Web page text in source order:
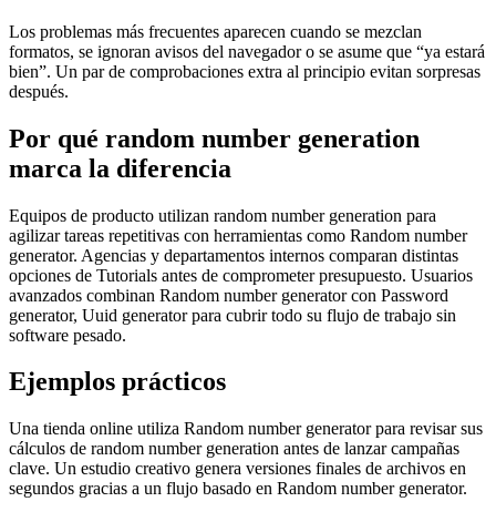
Los problemas más frecuentes aparecen cuando se mezclan
formatos, se ignoran avisos del navegador o se asume que “ya estará
bien”. Un par de comprobaciones extra al principio evitan sorpresas
después.
Por qué random number generation
marca la diferencia
Equipos de producto utilizan random number generation para
agilizar tareas repetitivas con herramientas como Random number
generator. Agencias y departamentos internos comparan distintas
opciones de Tutorials antes de comprometer presupuesto. Usuarios
avanzados combinan Random number generator con Password
generator, Uuid generator para cubrir todo su flujo de trabajo sin
software pesado.
Ejemplos prácticos
Una tienda online utiliza Random number generator para revisar sus
cálculos de random number generation antes de lanzar campañas
clave. Un estudio creativo genera versiones finales de archivos en
segundos gracias a un flujo basado en Random number generator.